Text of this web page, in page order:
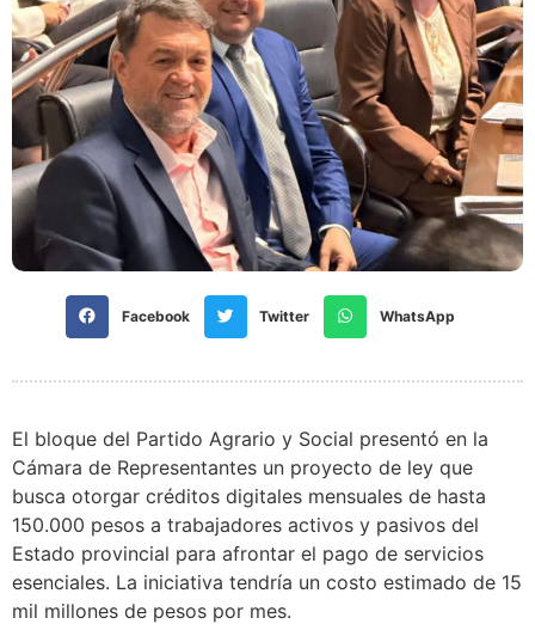
Facebook Twitter WhatsApp
El bloque del Partido Agrario y Social presentó en la
Cámara de Representantes un proyecto de ley que
busca otorgar créditos digitales mensuales de hasta
150.000 pesos a trabajadores activos y pasivos del
Estado provincial para afrontar el pago de servicios
esenciales. La iniciativa tendría un costo estimado de 15
mil millones de pesos por mes.